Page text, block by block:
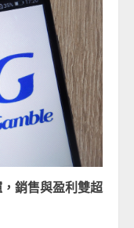
銷售與盈利雙超